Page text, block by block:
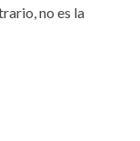
no es la